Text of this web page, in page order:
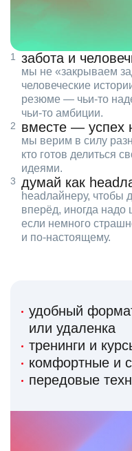
забота и
мы не «закрываем
человеческие
резюме — чьи‑то
чьи‑то амбиции.
вместе — успех
мы верим в силу
кто готов делиться
идеями.
думай как
headлайнеру, чтобы
вперёд, иногда надо
если немного
и по‑настоящему.
удобный
или удаленка
тренинги и
комфортные и
передовые